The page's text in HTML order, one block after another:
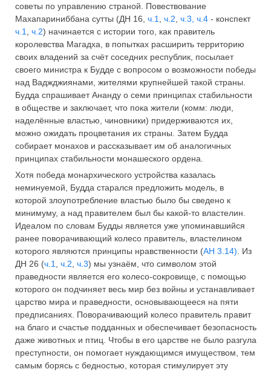
советы по управлению страной. Повествование
Махапариниббана сутты (ДН 16, ч.1 ч.2 ч.3, ч.4 - конспект
ч.1
ч.2) начинается с истории того, как правитель
королевства Магадха, в попытках расширить территорию
своих владений за счёт соседних республик, посылает
своего министра к Будде с вопросом о возможности победы
над Ваджджиянами, жителями крупнейшей такой страны.
Будда спрашивает Ананду о семи принципах стабильности
в обществе и заключает, что пока жители (комм: люди,
наделённые властью, чиновники) придерживаются их,
можно ожидать процветания их страны. Затем Будда
собирает монахов и рассказывает им об аналогичных
принципах стабильности монашеского ордена.
Хотя победа монархического устройства казалась
неминуемой, Будда старался предложить модель, в
которой злоупотребление властью было бы сведено к
минимуму, а над правителем был бы какой-то властелин.
Идеалом по словам Будды является уже упоминавшийся
ранее поворачивающий колесо правитель, властелином
которого являются принципы нравственности (АН 3.14) . Из
ДН 26 (ч.1 ч.2 ч.3) мы узнаём, что символом этой
праведности является его колесо-сокровище, с помощью
которого он подчиняет весь мир без войны и устанавливает
царство мира и праведности, основывающееся на пяти
предписаниях. Поворачивающий колесо правитель правит
на благо и счастье подданных и обеспечивает безопасность
даже животных и птиц. Чтобы в его царстве не было разгула
преступности, он помогает нуждающимся имуществом, тем
самым борясь с бедностью, которая стимулирует эту